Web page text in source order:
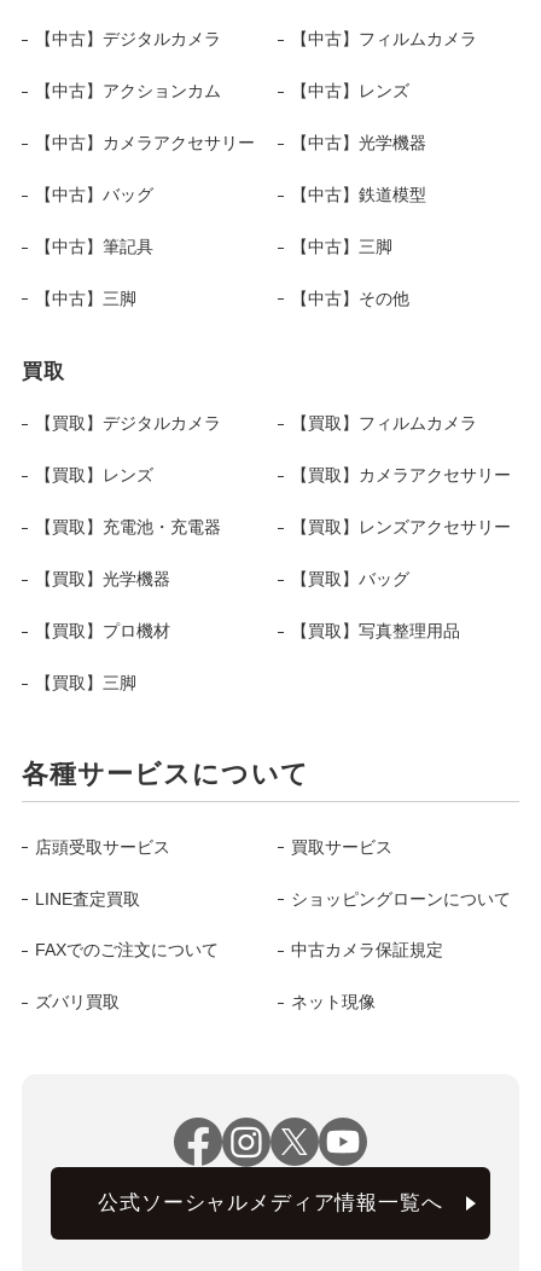
【中古】デジタルカメラ 【中古】フィルムカメラ
【中古】アクションカム 【中古】レンズ
【中古】カメラアクセサリー 【中古】光学機器
【中古】バッグ 【中古】鉄道模型
【中古】筆記具 【中古】三脚
【中古】三脚 【中古】その他
買取
【買取】デジタルカメラ 【買取】フィルムカメラ
【買取】レンズ 【買取】カメラアクセサリー
【買取】充電池・充電器 【買取】レンズアクセサリー
【買取】光学機器 【買取】バッグ
【買取】プロ機材 【買取】写真整理用品
【買取】三脚
各種サービスについて
店頭受取サービス 買取サービス
LINE査定買取 ショッピングローンについて
FAXでのご注文について 中古カメラ保証規定
ズバリ買取 ネット現像
公式ソーシャルメディア情報一覧へ